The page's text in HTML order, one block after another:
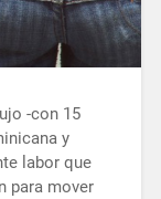
-con 15
y
labor que
para mover